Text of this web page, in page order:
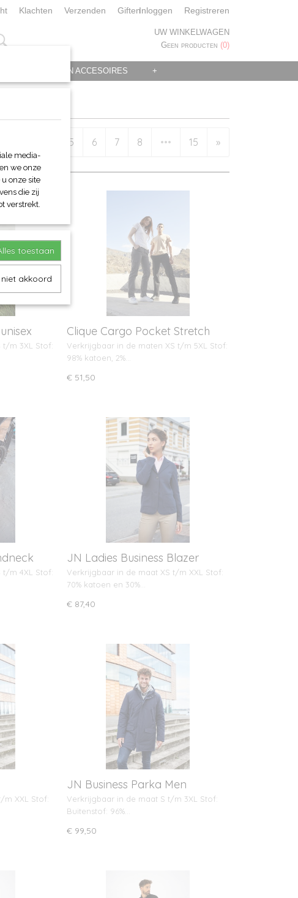
Klachten Verzenden GiftenInloggen Registreren
UW WINKELWAGEN
Geen producten (0)
KLEDING EN ACCESOIRES +
5 6 7 8 ••• 15 »
m 3XL Stof:
Clique Cargo Pocket Stretch
unisex
Verkrijgbaar in de maten XS t/m 5XL Stof:
98% katoen, 2%…
€ 51,50
m 4XL Stof:
JN Ladies Business Blazer
Verkrijgbaar in de maat XS t/m XXL Stof:
70% katoen en 30%…
€ 87,40
XXL Stof:
JN Business Parka Men
Verkrijgbaar in de maat S t/m 3XL Stof:
Buitenstof: 96%…
€ 99,50
media-
we onze
onze site
die zij
verstrekt.
toestaan
niet akkoord